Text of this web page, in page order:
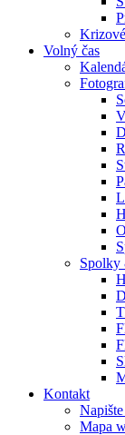
Volný čas
Spolky
Kontakt
Mapa